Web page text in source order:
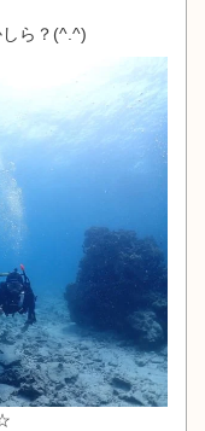
ら？(^.^)